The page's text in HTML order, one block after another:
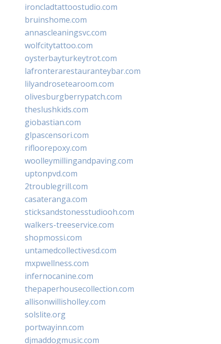
ironcladtattoostudio.com
bruinshome.com
annascleaningsvc.com
wolfcitytattoo.com
oysterbayturkeytrot.com
lafronterarestauranteybar.com
lilyandrosetearoom.com
olivesburgberrypatch.com
theslushkids.com
giobastian.com
glpascensori.com
rifloorepoxy.com
woolleymillingandpaving.com
uptonpvd.com
2troublegrill.com
casateranga.com
sticksandstonesstudiooh.com
walkers-treeservice.com
shopmossi.com
untamedcollectivesd.com
mxpwellness.com
infernocanine.com
thepaperhousecollection.com
allisonwillisholley.com
solslite.org
portwayinn.com
djmaddogmusic.com